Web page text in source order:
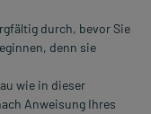
durch, bevor Sie
denn sie
wie in dieser
Anweisung Ihres